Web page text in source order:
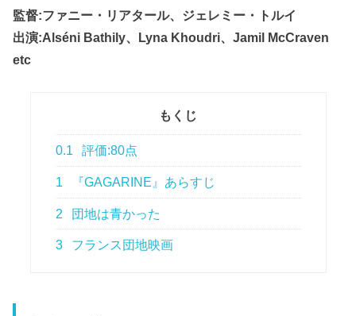
監督:ファニー・リアタール、ジェレミー・トルイ
出演:Alséni Bathily、Lyna Khoudri、Jamil McCraven
etc
もくじ
0.1 評価:80点
1 『GAGARINE』あらすじ
2 団地は青かった
3 フランス団地映画